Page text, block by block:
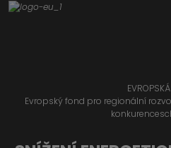
Evropský fond pro regionální